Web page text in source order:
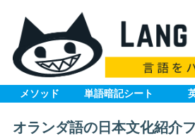
メソッド 単語暗記シート
オランダ語の日本文化紹介